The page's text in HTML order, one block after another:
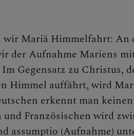
Feste der
Christi
wir Mariä Himmelfahrt: An
der Aufnahme Mariens
Gegensatz zu Christus,
Himmel auffährt, wird
erkennt man
Französischen wird
assumptio (Aufnahme)